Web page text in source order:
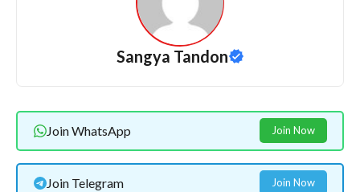
Sangya Tandon
Join WhatsApp Join Now
Join Telegram Join Now